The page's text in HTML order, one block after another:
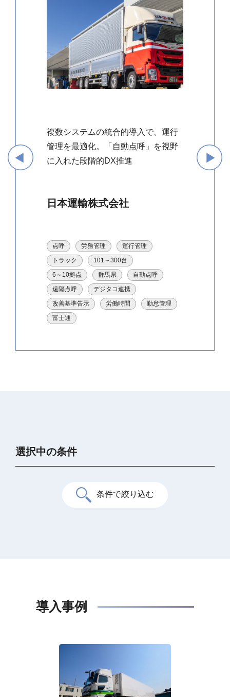
複数システムの統合的導入で、運行
管理を最適化。「自動点呼」を視野
に入れた段階的DX推進
日本運輸株式会社
点呼 労務管理
運行管理
トラック
101～300台
6～10拠点
群馬県
自動点呼
遠隔点呼
デジタコ連携
改善基準告示
労働時間
勤怠管理
富士通
選択中の条件
条件で絞り込む
導入事例